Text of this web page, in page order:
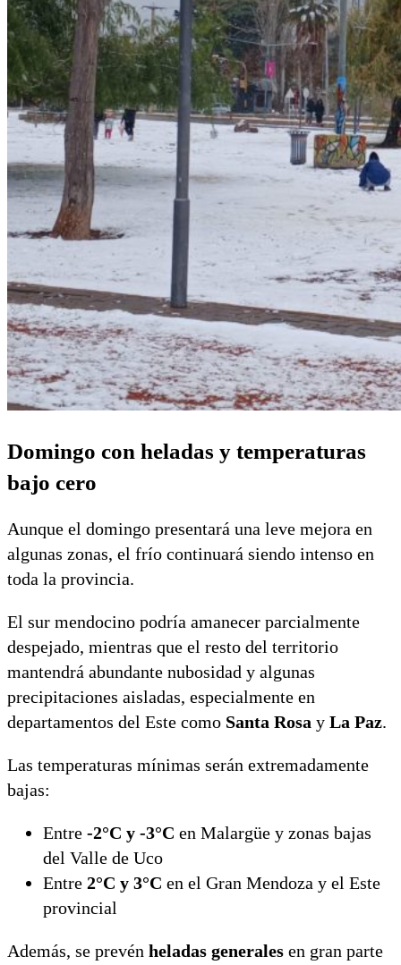
Domingo con heladas y temperaturas
bajo cero
Aunque el domingo presentará una leve mejora en
algunas zonas, el frío continuará siendo intenso en
toda la provincia.
El sur mendocino podría amanecer parcialmente
despejado, mientras que el resto del territorio
mantendrá abundante nubosidad y algunas
precipitaciones aisladas, especialmente en
departamentos del Este como Santa Rosa y La Paz.
Las temperaturas mínimas serán extremadamente
bajas:
Entre -2°C y -3°C en Malargüe y zonas bajas
del Valle de Uco
Entre 2°C y 3°C en el Gran Mendoza y el Este
provincial
Además, se prevén heladas generales en gran parte